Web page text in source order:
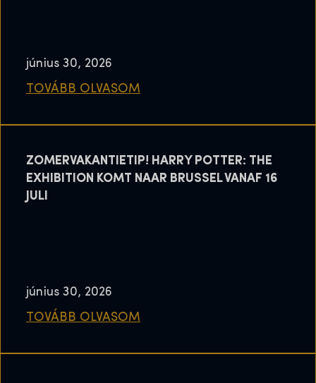
június 30, 2026
TOVÁBB OLVASOM
ZOMERVAKANTIETIP! HARRY POTTER: THE
EXHIBITION KOMT NAAR BRUSSEL VANAF 16
JULI
június 30, 2026
TOVÁBB OLVASOM